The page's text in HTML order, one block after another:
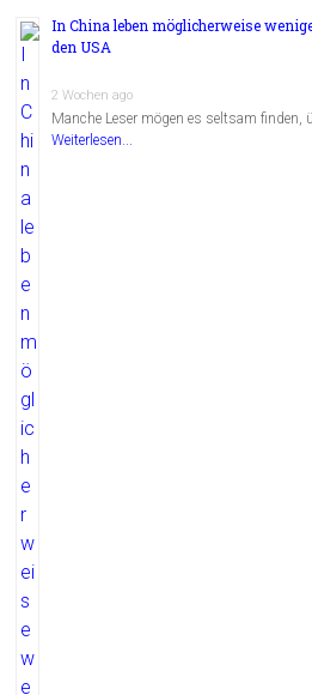
In China leben möglicherweise
den USA
2 Wochen ago
Manche Leser mögen es seltsam finden,
Weiterlesen...